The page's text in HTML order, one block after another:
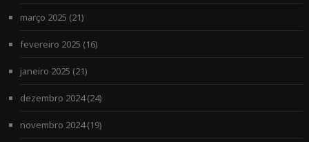
março 2025 (21)
fevereiro 2025 (16)
janeiro 2025 (21)
dezembro 2024(24)
novembro 2024(19)